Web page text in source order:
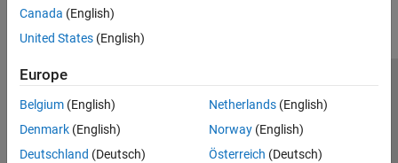
Canada (English)
United States (English)
Europe
Belgium (English)
Denmark (English)
Deutschland (Deutsch)
Netherlands(English)
Norway(English)
Österreich (Deutsch)
Lutte anti-piratage
Contacts locaux
© 1994-2026 The MathWorks, Inc.